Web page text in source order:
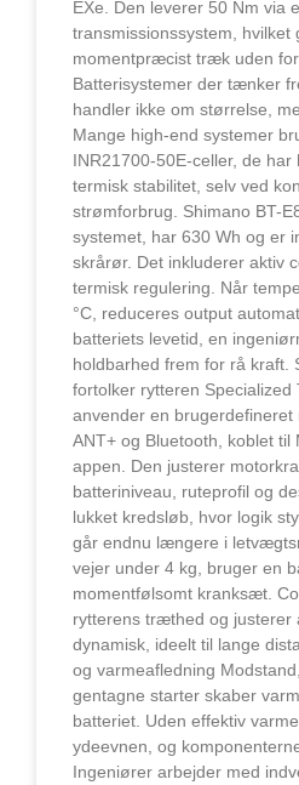
EXe. Den leverer 50 Nm via
transmissionssystem, hvilket
momentpræcist træk uden
Batterisystemer der tænker
handler ikke om størrelse,
Mange high-end systemer
INR21700-50E-celler, de
termisk stabilitet, selv ved
strømforbrug. Shimano BT-
systemet, har 630 Wh og er
skrårør. Det inkluderer aktiv
termisk regulering. Når
°C, reduceres output
batteriets levetid, en
holdbarhed frem for rå kraft.
fortolker rytteren Specialized
anvender en brugerdefineret
ANT+ og Bluetooth, koblet til
appen. Den justerer
batteriniveau, ruteprofil og
lukket kredsløb, hvor logik
går endnu længere i
vejer under 4 kg, bruger en
momentfølsomt kranksæt.
rytterens træthed og justerer
dynamisk, ideelt til lange
og varmeafledning
gentagne starter skaber
batteriet. Uden effektiv
ydeevnen, og
Ingeniører arbejder med